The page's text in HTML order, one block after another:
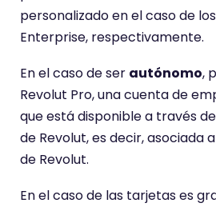
personalizado en el caso de
Enterprise, respectivamente.
En el caso de ser autónomo,
Revolut Pro, una cuenta de
que está disponible a través
de Revolut, es decir, asociada
de Revolut.
En el caso de las tarjetas es